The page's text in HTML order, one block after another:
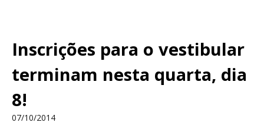
Inscrições para o vestibular
terminam nesta quarta, dia
8!
07/10/2014